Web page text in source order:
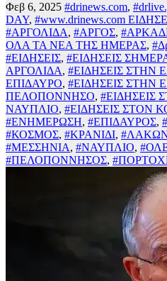
Φεβ 6, 2025 #drinews.com,
DAY, #www.drinews.com
#ΑΡΓΟΛΙΔΑ, #ΑΡΓΟΣ,
ΟΛΑ ΤΑ ΝΕΑ ΤΗΣ ΗΜΕΡΑΣ,
#ΕΙΔΗΣΕΙΣ, #ΕΙΔΗΣΕΙΣ
ΑΡΓΟΛΙΔΑ, #ΕΙΔΗΣΕΙΣ ΣΤΗΝ
ΕΠΙΔΑΥΡΟ, #ΕΙΔΗΣΕΙΣ ΣΤΗΝ
ΠΕΛΟΠΟΝΝΗΣΟ, #ΕΙΔΗΣΕΙΣ
ΝΑΥΠΛΙΟ, #ΕΙΔΗΣΕΙΣ ΣΤΟΝ
#ΕΝΗΜΕΡΩΣΗ, #ΕΠΙΔΑΥΡΟΣ,
#ΚΟΣΜΟΣ, #ΚΡΑΝΙΔΙ,
#ΜΕΣΣΗΝΙΑ, #ΝΑΥΠΛΙΟ,
#ΠΕΛΟΠΟΝΝΗΣΟΣ,